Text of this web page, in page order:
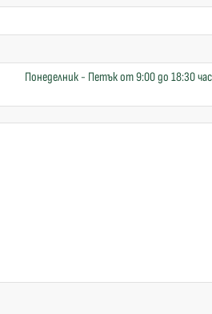
Понеделник - Петък от 9:00 до 18:30